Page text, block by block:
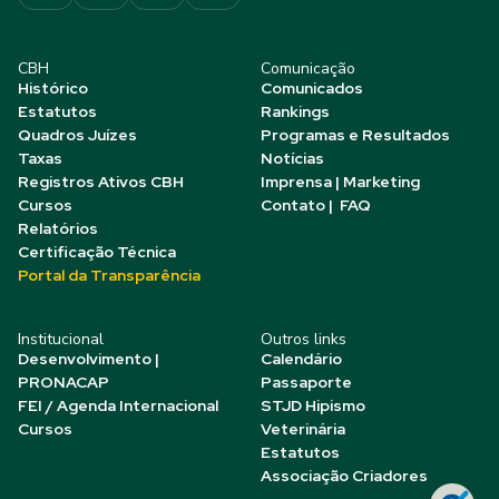
CBH
Histórico
Estatutos
Quadros Juízes
Taxas
Registros Ativos CBH
Cursos
Relatórios
Certificação Técnica
Portal da Transparência
Comunicação
Comunicados
Rankings
Programas e Resultados
Notícias
Imprensa | Marketing
Contato | FAQ
Institucional
Desenvolvimento |
PRONACAP
FEI / Agenda Internacional
Cursos
Outros links
Calendário
Passaporte
STJD Hipismo
Veterinária
Estatutos
Associação Criadores